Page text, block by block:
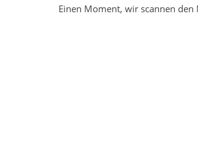
Einen Moment, wir scannen